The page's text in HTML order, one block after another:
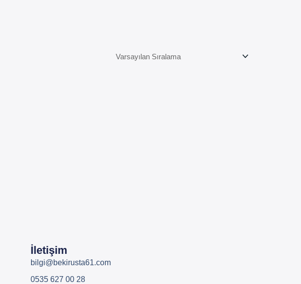
İletişim
bilgi@bekirusta61.com
0535 627 00 28